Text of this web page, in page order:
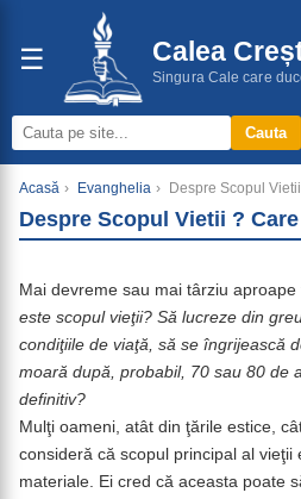
☰ Calea
Singura Cale care
Cauta
Acasă › Evanghelia › Despre Scopul
Despre Scopul Vietii ?
Mai devreme sau mai târziu
este scopul vieţii? Să lucreze din
condiţiile de viaţă, să se îngrijească
moară după, probabil, 70 sau 80 de
definitiv?
Mulţi oameni, atât din ţările estice,
consideră că scopul principal al vieţii
materiale. Ei cred că aceasta poate